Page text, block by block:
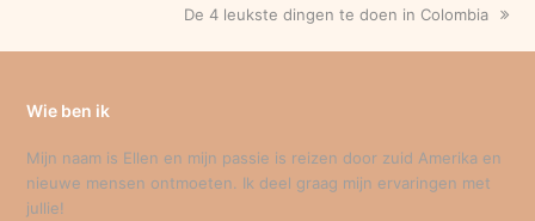
next
De 4 leukste dingen te doen in Colombia
Wie ben ik
Mijn naam is Ellen en mijn passie is reizen door zuid Amerika en
nieuwe mensen ontmoeten. Ik deel graag mijn ervaringen met
jullie!